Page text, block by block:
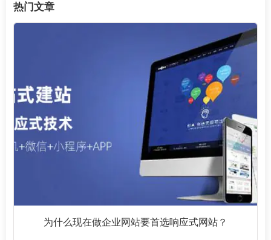
热门文章
网站SEO优化基础篇之链接为皇